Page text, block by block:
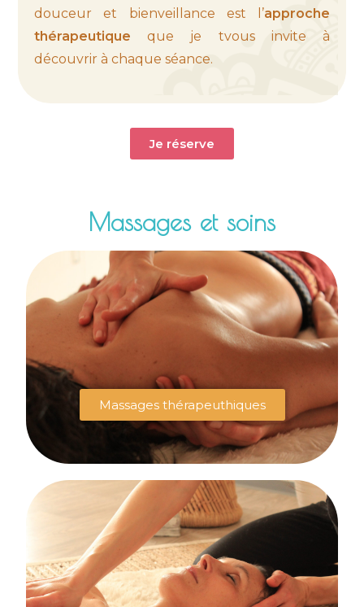
douceur et bienveillance est l’approche
thérapeutique que je tvous invite à
découvrir à chaque séance.
Je réserve
Massages et soins
Massages thérapeuthiques